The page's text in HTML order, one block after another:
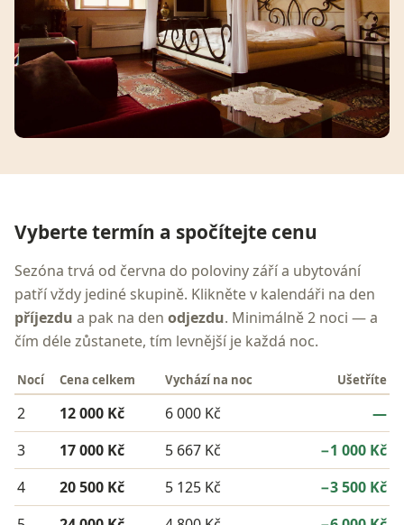
Vyberte termín a spočítejte cenu
Sezóna trvá od června do poloviny září a ubytování
patří vždy jediné skupině. Klikněte v kalendáři na den
příjezdu a pak na den odjezdu. Minimálně 2 noci — a
čím déle zůstanete, tím levnější je každá noc.
Nocí Cena celkem Vychází na noc Ušetříte
2 12 000 Kč 6 000 Kč
—
3
17 000 Kč 5 667 Kč
−1 000 Kč
4
20 500 Kč 5 125 Kč
−3 500 Kč